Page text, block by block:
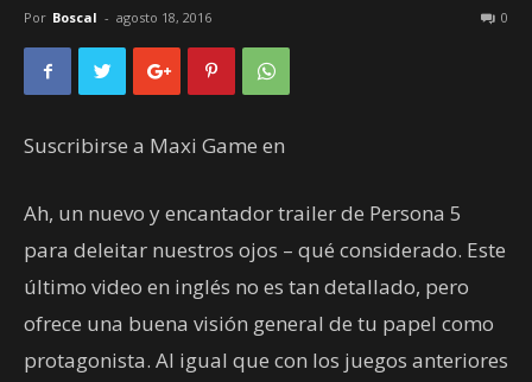
Por Boscal - agosto 18, 2016 0
Suscribirse a Maxi Game en
Ah, un nuevo y encantador trailer de Persona 5
para deleitar nuestros ojos – qué considerado. Este
último video en inglés no es tan detallado, pero
ofrece una buena visión general de tu papel como
protagonista. Al igual que con los juegos anteriores